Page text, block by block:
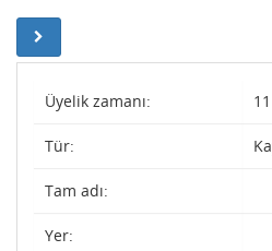
Üyelik zamanı:
Tür:
Tam adı:
Yer: